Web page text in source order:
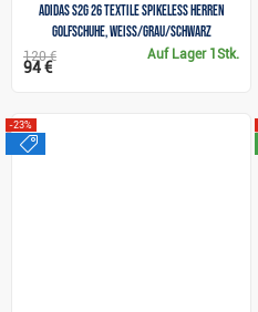
Adidas S2G 26 Textile Spikeless Herren
Golfschuhe, weiss/grau/schwarz
Auf Lager 1Stk.
120 €
94 €
-23%